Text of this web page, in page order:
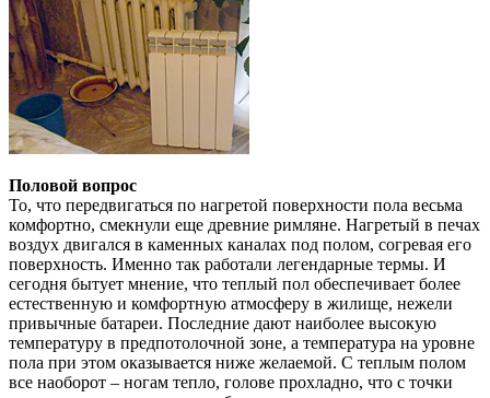
Половой вопрос
То, что передвигаться по нагретой поверхности пола весьма
комфортно, смекнули еще древние римляне. Нагретый в печах
воздух двигался в каменных каналах под полом, согревая его
поверхность. Именно так работали легендарные термы. И
сегодня бытует мнение, что теплый пол обеспечивает более
естественную и комфортную атмосферу в жилище, нежели
привычные батареи. Последние дают наиболее высокую
температуру в предпотолочной зоне, а температура на уровне
пола при этом оказывается ниже желаемой. С теплым полом
все наоборот – ногам тепло, голове прохладно, что с точки